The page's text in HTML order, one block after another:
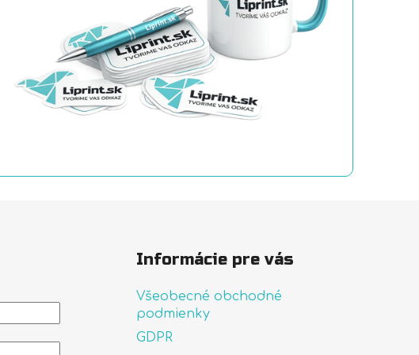
Informácie pre vás
Všeobecné obchodné
podmienky
GDPR